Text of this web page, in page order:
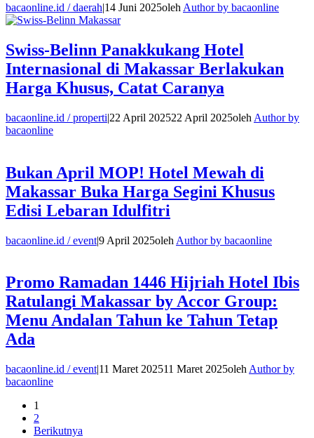
bacaonline.id / daerah|14 Juni 2025oleh Author by bacaonline
Swiss-Belinn Panakkukang Hotel
Internasional di Makassar Berlakukan
Harga Khusus, Catat Caranya
bacaonline.id / properti|22 April 202522 April 2025oleh Author by
bacaonline
Bukan April MOP! Hotel Mewah di
Makassar Buka Harga Segini Khusus
Edisi Lebaran Idulfitri
bacaonline.id / event|9 April 2025oleh Author by bacaonline
Promo Ramadan 1446 Hijriah Hotel Ibis
Ratulangi Makassar by Accor Group:
Menu Andalan Tahun ke Tahun Tetap
Ada
bacaonline.id / event|11 Maret 202511 Maret 2025oleh Author by
bacaonline
1
2
Berikutnya